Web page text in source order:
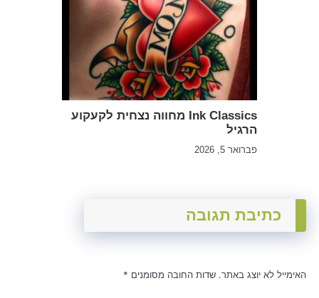
Ink Classics מחווה נצחית לקעקוע
הרגיל
פברואר 5, 2026
כתיבת תגובה
האימייל לא יוצג באתר. שדות החובה מסומנים *